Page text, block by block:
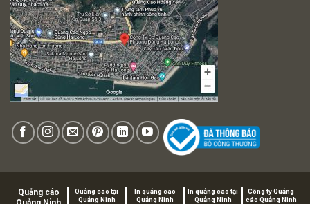
Quảng cáo
Quảng cáo tại
Quảng Ninh
In quảng cáo
Quảng Ninh
In quảng cáo tại
Quảng Ninh
Công ty Quảng
cáo Quảng Ninh